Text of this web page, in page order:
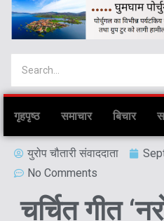
गृहपृष्ठ समाचार बिचार
युरोप चौतारी संवाददाता
No Comments
चर्चित गीत